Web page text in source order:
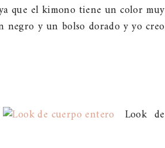
que el kimono tiene un color muy
negro y un bolso dorado y yo creo
Look de